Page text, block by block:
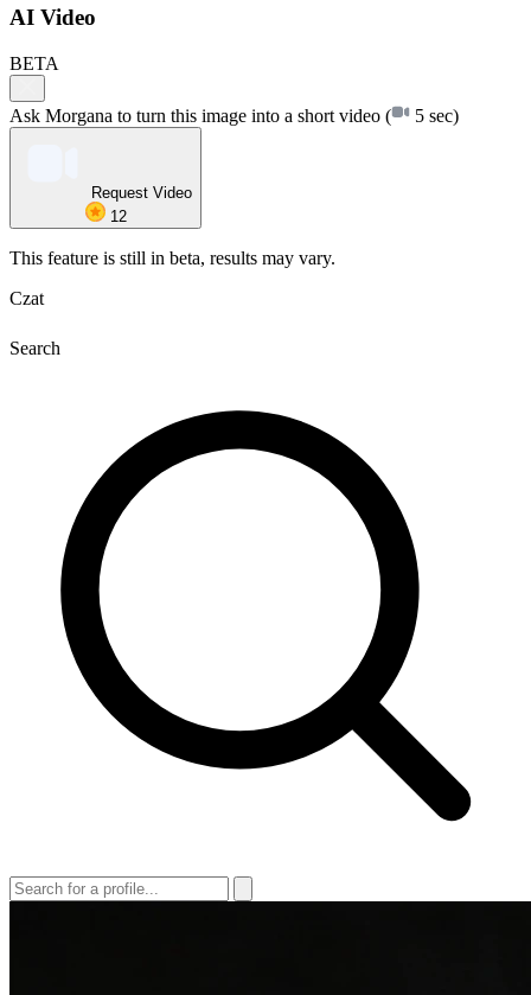
AI Video
BETA
Ask Morgana to turn this image into a short video ( 5 sec)
Request Video
12
This feature is still in beta, results may vary.
Czat
Search